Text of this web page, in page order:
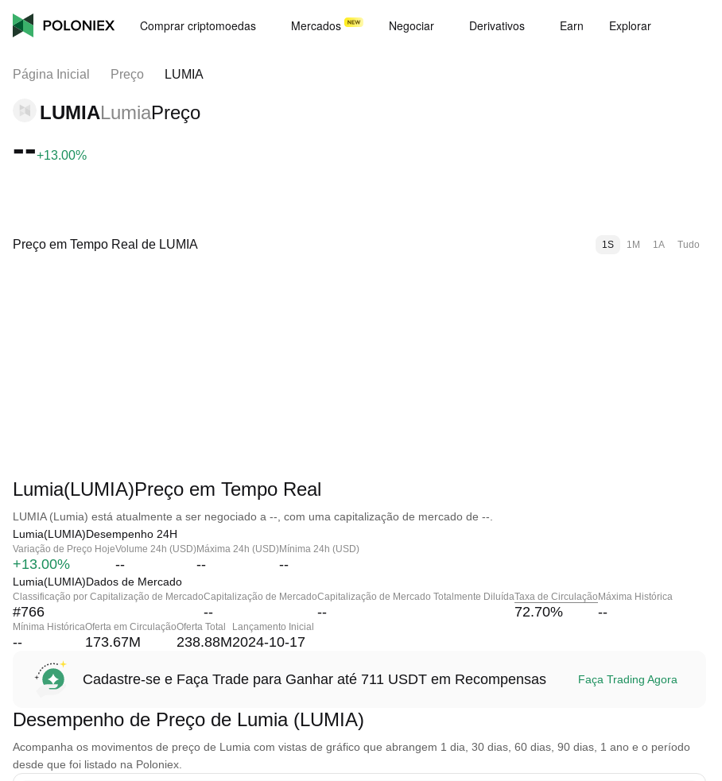
Comprar criptomoedas Mercados Negociar Derivativos Earn Explorar
Página Inicial Preço LUMIA
LUMIALumiaPreço
--+13.00%
Preço em Tempo Real de LUMIA 1S 1M 1A Tudo
Lumia(LUMIA)Preço em Tempo Real
LUMIA (Lumia) está atualmente a ser negociado a --, com uma capitalização de mercado de --.
Lumia(LUMIA)Desempenho 24H
Variação de Preço Hoje
+13.00%
Volume 24h (USD)
--
Máxima 24h (USD)
--
Mínima 24h (USD)
--
Lumia(LUMIA)Dados de Mercado
Classificação por Capitalização de Mercado
#766
Capitalização de Mercado
--
Capitalização de Mercado Totalmente Diluída
--
Taxa de Circulação
72.70%
Máxima Histórica
--
Mínima Histórica
--
Oferta em Circulação
173.67M
Oferta Total
238.88M
Lançamento Inicial
2024-10-17
Cadastre-se e Faça Trade para Ganhar até 711 USDT em Recompensas Faça Trading Agora
Desempenho de Preço de Lumia (LUMIA)
Acompanha os movimentos de preço de Lumia com vistas de gráfico que abrangem 1 dia, 30 dias, 60 dias, 90 dias, 1 ano e o período
desde que foi listado na Poloniex.